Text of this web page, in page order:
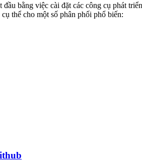
bằng việc cài đặt các công cụ phát
thể cho một số phân phối phổ biến: